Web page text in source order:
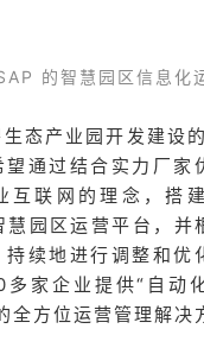
的智慧园区信息化
态产业园开发建设
通过结合实力厂家
互联网的理念，搭
慧园区运营平台，并
续地进行调整和优
家企业提供“自动
全方位运营管理解决